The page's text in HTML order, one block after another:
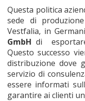
Questa politica
sede di
Vestfalia, in
GmbH di
Questo successo
distribuzione dove
servizio di
essere informati
garantire ai clienti